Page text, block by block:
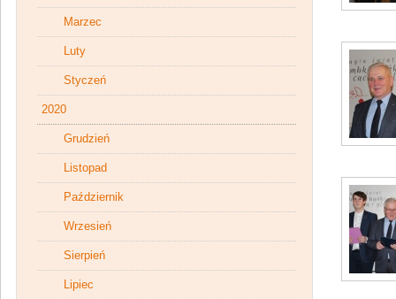
Marzec
Luty
Styczeń
2020
Grudzień
Listopad
Październik
Wrzesień
Sierpień
Lipiec